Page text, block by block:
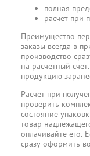
полная
расчет при
Преимущество
заказы всегда в
производство
на расчетный
продукцию
Расчет при
проверить
состояние
товар
оплачивайте его.
сразу оформить